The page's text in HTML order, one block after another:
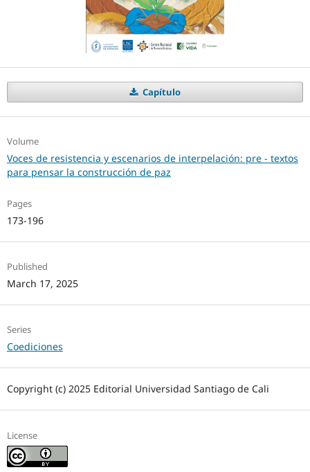
Capítulo
Volume
Voces de resistencia y escenarios de interpelación: pre - textos
para pensar la construcción de paz
Pages
173-196
Published
March 17, 2025
Series
Coediciones
Copyright (c) 2025 Editorial Universidad Santiago de Cali
License